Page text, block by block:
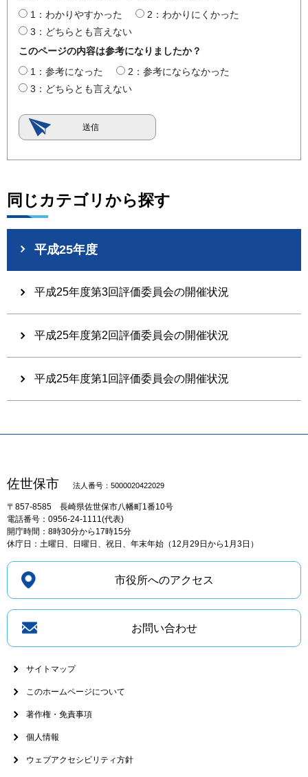
1：わかりやすかった
2：わかりにくかった
3：どちらとも言えない
このページの内容は参考になりましたか？
1：参考になった
2：参考にならなかった
3：どちらとも言えない
同じカテゴリから探す
平成25年度
平成25年度第3回評価委員会の開催状況
平成25年度第2回評価委員会の開催状況
平成25年度第1回評価委員会の開催状況
佐世保市 法人番号：5000020422029
〒857-8585 長崎県佐世保市八幡町1番10号
電話番号：0956-24-1111(代表)
開庁時間：8時30分から17時15分
休庁日：土曜日、日曜日、祝日、年末年始（12月29日から1月3日）
市役所へのアクセス
お問い合わせ
サイトマップ
このホームページについて
著作権・免責事項
個人情報
ウェブアクセシビリティ方針